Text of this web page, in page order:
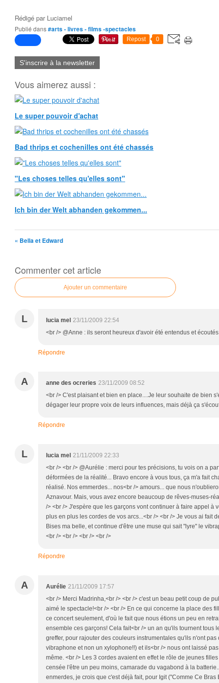
Rédigé par Luciamel
Publié dans#arts - livres - films -spectacles
Repost 0
S'inscrire à la newsletter
Vous aimerez aussi :
Le super pouvoir d'achat
Bad thrips et cochenilles ont été chassés
"Les choses telles qu'elles sont"
Ich bin der Welt abhanden gekommen...
« Bella et Edward
Commenter cet article
Ajouter un commentaire
L lucia mel 23/11/2009 22:54
<br /> @Anne : ils seront heureux d'avoir été entendus et
Répondre
A anne des ocreries 23/11/2009 08:52
<br /> C'est plaisant et bien en place....Je leur souhaite de bien
dégager leur propre voix de leurs influences, mais déjà ça
Répondre
L lucia mel 21/11/2009 22:33
<br /> <br /> @Aurélie : merci pour tes précisions, tu vois on a
déformées de la réalité... Bravo encore à vous tous, ça m'a fait
réalisé. Nos emmerdes... nos<br /> amours... que nous
Aznavour. Mais, vous avez encore beaucoup de rêves-muses-
/> <br /> J'espère que les garçons vont continuer à faire appel à
plus en plus les cordes de vos arcs...<br /> <br /> Je vous ai fait
Bises ma belle, et continue d'être une muse qui sait "lyre" le
<br /> <br /> <br /> <br />
Répondre
A Aurélie 21/11/2009 17:57
<br /> Merci Madrinha,<br /> <br /> c'est un beau petit coup de
aimé le spectacle!<br /> <br /> En ce qui concerne la place des
ce concert seulement, d'où le fait que nous étions un peu en
ensemble ces garçons! Cela fait<br /> un an qu'ils tournent tous
greffer, pour rajouter des couleurs instrumentales qu'ils n'ont pas
vibraphone et non un xylophone!!) et ils<br /> nous ont laissé
même. <br /> Les 3 cordes avaient en effet le rôle de jeunes
censée l'être un peu moins, camarade du vagabond à la
enmerdes, je crois que c'est déjà fait, pour Igit ("Comme Ce Bras